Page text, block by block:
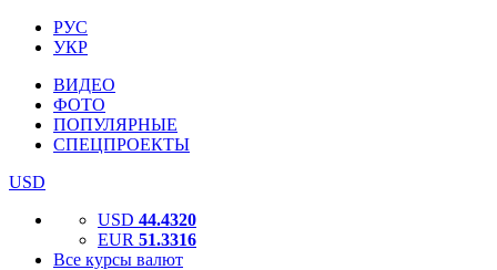
РУС
УКР
ВИДЕО
ФОТО
ПОПУЛЯРНЫЕ
СПЕЦПРОЕКТЫ
USD
USD 44.4320
EUR 51.3316
Все курсы валют